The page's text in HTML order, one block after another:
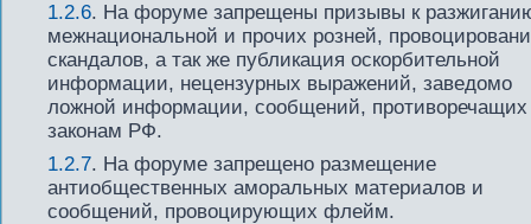
1.2.6. На форуме запрещены призывы к
межнациональной и прочих розней,
скандалов, а так же публикация оскорбительной
информации, нецензурных выражений, заведомо
ложной информации, сообщений, противоречащих
законам РФ.
1.2.7. На форуме запрещено размещение
антиобщественных аморальных материалов и
сообщений, провоцирующих флейм.